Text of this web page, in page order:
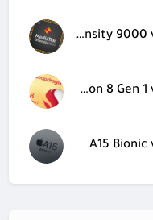
Dimensity 9000 vs Dimensity 9000 Plus
Snapdragon 8 Gen 1 vs Dimensity 9000 Plus
A15